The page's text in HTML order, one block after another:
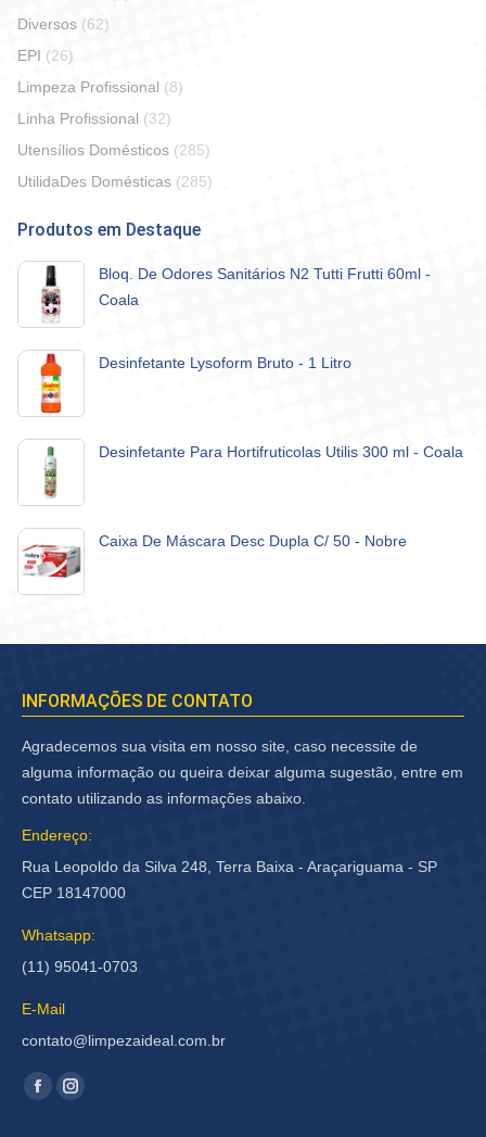
Diversos (62)
EPI (26)
Limpeza Profissional (8)
Linha Profissional (32)
Utensílios Domésticos (285)
UtilidaDes Domésticas (285)
Produtos em Destaque
Bloq. De Odores Sanitários N2 Tutti Frutti 60ml -
Coala
Desinfetante Lysoform Bruto - 1 Litro
Desinfetante Para Hortifruticolas Utilis 300 ml - Coala
Caixa De Máscara Desc Dupla C/ 50 - Nobre
INFORMAÇÕES DE CONTATO
Agradecemos sua visita em nosso site, caso necessite de
alguma informação ou queira deixar alguma sugestão, entre em
contato utilizando as informações abaixo.
Endereço:
Rua Leopoldo da Silva 248, Terra Baixa - Araçariguama - SP
CEP 18147000
Whatsapp:
(11) 95041-0703
E-Mail
contato@limpezaideal.com.br
Encontre-nos em:
FacebookInstagram